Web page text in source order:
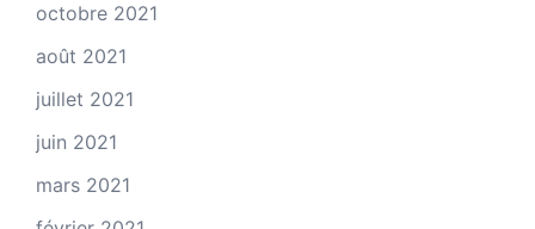
octobre 2021
août 2021
juillet 2021
juin 2021
mars 2021